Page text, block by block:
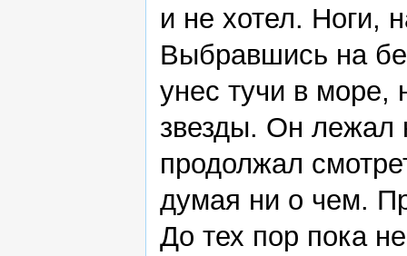
и не хотел. Ноги,
Выбравшись на
унес тучи в море,
звезды. Он лежал
продолжал
думая ни о чем.
До тех пор пока